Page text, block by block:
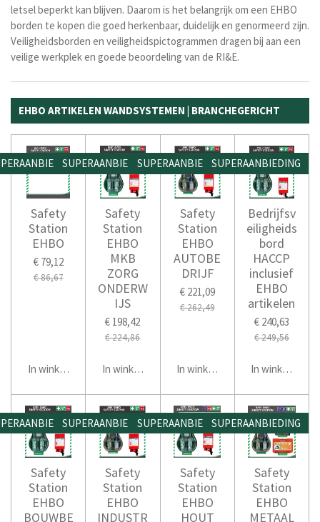
letsel beperkt kan blijven. Daarom is het belangrijk om een EHBO
borden te kopen die goed herkenbaar, duidelijk en genormeerd zijn.
Veiligheidsborden en veiligheidspictogrammen dragen bij aan een
veilige werkplek en goede beoordeling van de RI&E.
EHBO ARTIKELEN WANDSYSTEMEN | BRANCHEGERICHT
Safety
Station
EHBO
€ 79,12
€ 86,67
In winkelwagen
SUPERAANBIEDING
Safety
Station
EHBO
MKB
ZORG
ONDERW
IJS
€ 198,42
€ 224,86
In winkelwagen
SUPERAANBIEDING
Safety
Station
EHBO
AUTOBE
DRIJF
€ 221,09
€ 262,49
In winkelwagen
SUPERAANBIEDING
Bedrijfsv
eiligheids
bord
HACCP
inclusief
EHBO
artikelen
€ 240,63
€ 249,56
In winkelwagen
Safety
Station
EHBO
BOUWBE
SUPERAANBIEDING
Safety
Station
EHBO
INDUSTR
SUPERAANBIEDING
Safety
Station
EHBO
HOUT
SUPERAANBIEDING
Safety
Station
EHBO
METAAL